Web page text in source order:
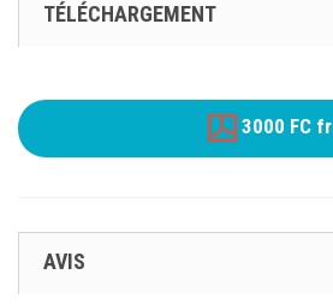
TÉLÉCHARGEMENT
3000 FC fr
AVIS